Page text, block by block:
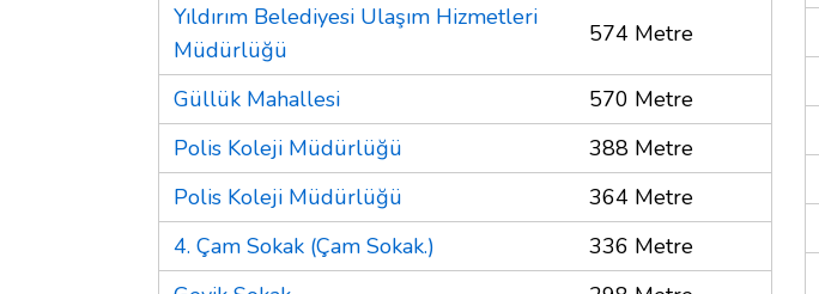
Yıldırım Belediyesi Ulaşım Hizmetleri
Müdürlüğü
574 Metre
Güllük Mahallesi
570 Metre
Polis Koleji Müdürlüğü
388 Metre
Polis Koleji Müdürlüğü
364 Metre
4. Çam Sokak (Çam Sokak.)
336 Metre